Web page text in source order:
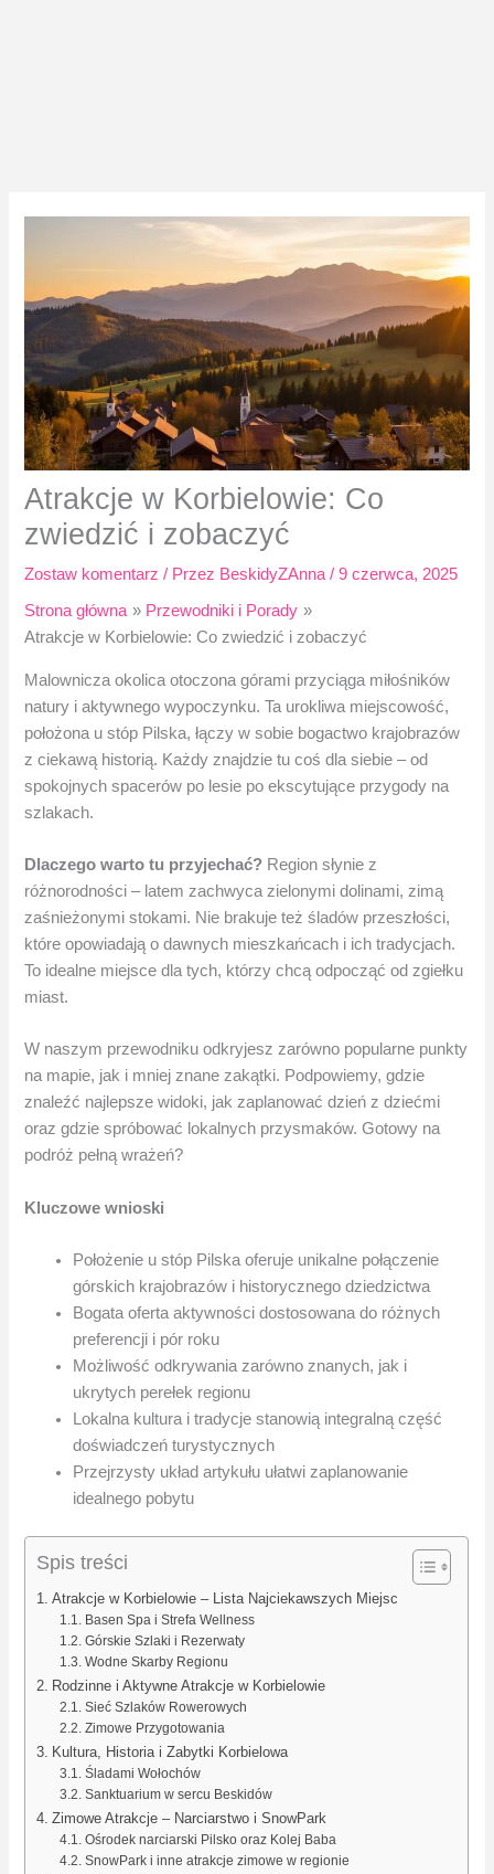
Atrakcje w Korbielowie: Co
zwiedzić i zobaczyć
Zostaw komentarz / Przez BeskidyZAnna/9 czerwca, 2025
Strona główna
Przewodniki i Porady
Atrakcje w Korbielowie: Co zwiedzić i zobaczyć
Malownicza okolica otoczona górami przyciąga miłośników
natury i aktywnego wypoczynku. Ta urokliwa miejscowość,
położona u stóp Pilska, łączy w sobie bogactwo krajobrazów
z ciekawą historią. Każdy znajdzie tu coś dla siebie – od
spokojnych spacerów po lesie po ekscytujące przygody na
szlakach.
Dlaczego warto tu przyjechać? Region słynie z
różnorodności – latem zachwyca zielonymi dolinami, zimą
zaśnieżonymi stokami. Nie brakuje też śladów przeszłości,
które opowiadają o dawnych mieszkańcach i ich tradycjach.
To idealne miejsce dla tych, którzy chcą odpocząć od zgiełku
miast.
W naszym przewodniku odkryjesz zarówno popularne punkty
na mapie, jak i mniej znane zakątki. Podpowiemy, gdzie
znaleźć najlepsze widoki, jak zaplanować dzień z dziećmi
oraz gdzie spróbować lokalnych przysmaków. Gotowy na
podróż pełną wrażeń?
Kluczowe wnioski
Położenie u stóp Pilska oferuje unikalne połączenie
górskich krajobrazów i historycznego dziedzictwa
Bogata oferta aktywności dostosowana do różnych
preferencji i pór roku
Możliwość odkrywania zarówno znanych, jak i
ukrytych perełek regionu
Lokalna kultura i tradycje stanowią integralną część
doświadczeń turystycznych
Przejrzysty układ artykułu ułatwi zaplanowanie
idealnego pobytu
Spis treści
Atrakcje w Korbielowie – Lista Najciekawszych Miejsc
Basen Spa i Strefa Wellness
Górskie Szlaki i Rezerwaty
Wodne Skarby Regionu
Rodzinne i Aktywne Atrakcje w Korbielowie
Sieć Szlaków Rowerowych
Zimowe Przygotowania
Kultura, Historia i Zabytki Korbielowa
Śladami Wołochów
Sanktuarium w sercu Beskidów
Zimowe Atrakcje – Narciarstwo i SnowPark
Ośrodek narciarski Pilsko oraz Kolej Baba
SnowPark i inne atrakcje zimowe w regionie